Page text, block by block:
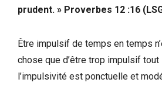
prudent. » Proverbes 12 :16
Être impulsif de temps en temps
chose que d’être trop impulsif
l’impulsivité est ponctuelle et